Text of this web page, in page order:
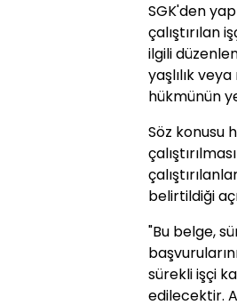
SGK'den
çalıştırılan
ilgili
yaşlılık
hükmünün
Söz konusu
belirtildiği
"Bu belge,
sürekli işçi
edilecektir.